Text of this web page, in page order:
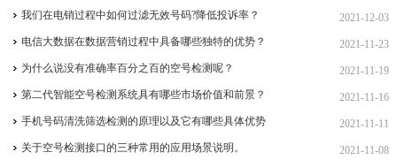
2021-12-03
我们在电销过程中如何过滤无效号码?降低投诉率？
2021-11-23
电信大数据在数据营销过程中具备哪些独特的优势？
2021-11-19
为什么说没有准确率百分之百的空号检测呢？
2021-11-16
第二代智能空号检测系统具有哪些市场价值和前景？
2021-11-11
手机号码清洗筛选检测的原理以及它有哪些具体优势
2021-11-08
关于空号检测接口的三种常用的应用场景说明。